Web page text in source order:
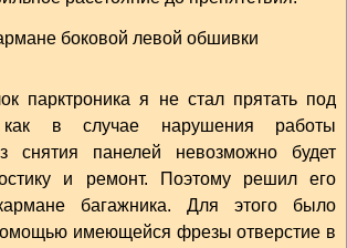
парктроника я не стал прятать под
в случае нарушения работы
снятия панелей невозможно будет
и ремонт. Поэтому решил его
багажника. Для этого было
имеющейся фрезы отверстие в